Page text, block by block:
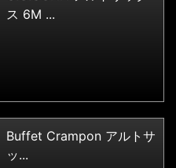
ス 6M ...
Buffet Crampon アルトサ
ッ...